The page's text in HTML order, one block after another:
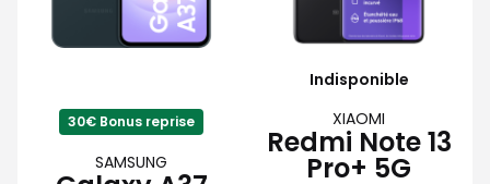
30€ Bonus reprise
SAMSUNG
Indisponible
XIAOMI
Redmi Note 13
Pro+ 5G